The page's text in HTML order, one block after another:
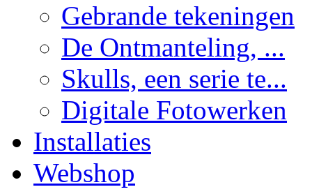
Gebrande tekeningen
De Ontmanteling, ...
Skulls, een serie te...
Digitale Fotowerken
Installaties
Webshop